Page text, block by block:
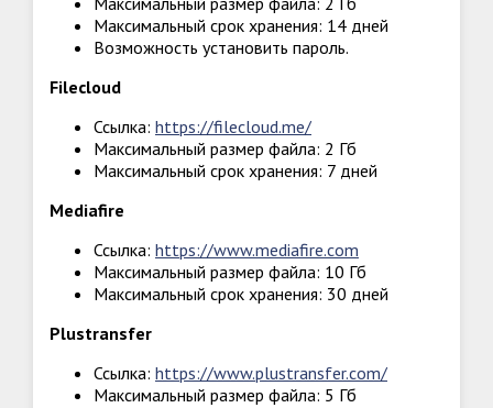
Максимальный срок хранения: 14 дней
Возможность установить пароль.
Filecloud
Ссылка: https://filecloud.me/
Максимальный размер файла: 2 Гб
Максимальный срок хранения: 7 дней
Mediafire
Ссылка: https://www.mediafire.com
Максимальный размер файла: 10 Гб
Максимальный срок хранения: 30 дней
Plustransfer
Ссылка: https://www.plustransfer.com/
Максимальный размер файла: 5 Гб